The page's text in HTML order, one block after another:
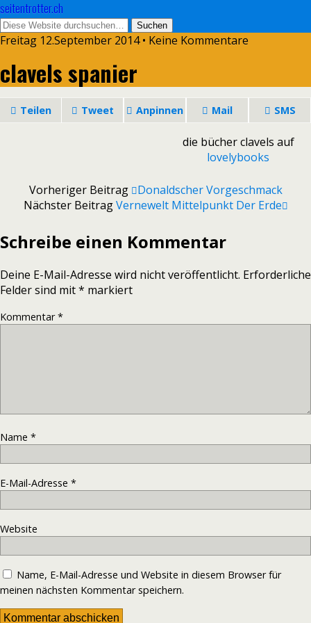
seitentrotter.ch
Freitag 12.September 2014 • Keine Kommentare
clavels spanier
Teilen Tweet Anpinnen Mail SMS
die bücher clavels auf
lovelybooks
Vorheriger Beitrag
Donaldscher Vorgeschmack
Nächster BeitragVernewelt Mittelpunkt Der Erde
Schreibe einen Kommentar
Deine E-Mail-Adresse wird nicht veröffentlicht. Erforderliche
Felder sind mit* markiert
Kommentar*
Name *
E-Mail-Adresse *
Website
Name, E-Mail-Adresse und Website in diesem Browser für
meinen nächsten Kommentar speichern.